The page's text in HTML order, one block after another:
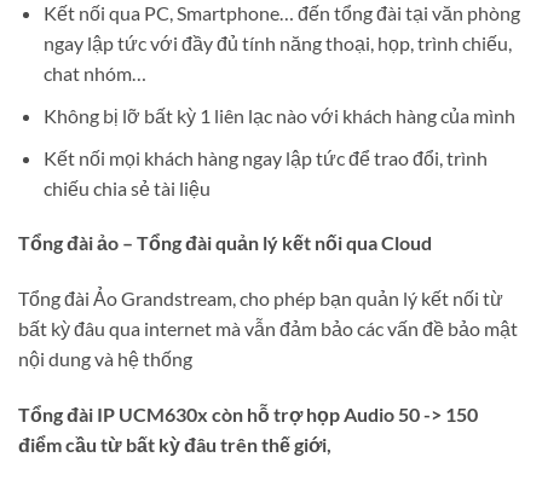
Kết nối qua PC, Smartphone… đến tổng đài tại văn phòng
ngay lập tức với đầy đủ tính năng thoại, họp, trình chiếu,
chat nhóm…
Không bị lỡ bất kỳ 1 liên lạc nào với khách hàng của mình
Kết nối mọi khách hàng ngay lập tức để trao đổi, trình
chiếu chia sẻ tài liệu
Tổng đài ảo – Tổng đài quản lý kết nối qua Cloud
Tổng đài Ảo Grandstream, cho phép bạn quản lý kết nối từ
bất kỳ đâu qua internet mà vẫn đảm bảo các vấn đề bảo mật
nội dung và hệ thống
Tổng đài IP UCM630x còn hỗ trợ họp Audio 50 -> 150
điểm cầu từ bất kỳ đâu trên thế giới,